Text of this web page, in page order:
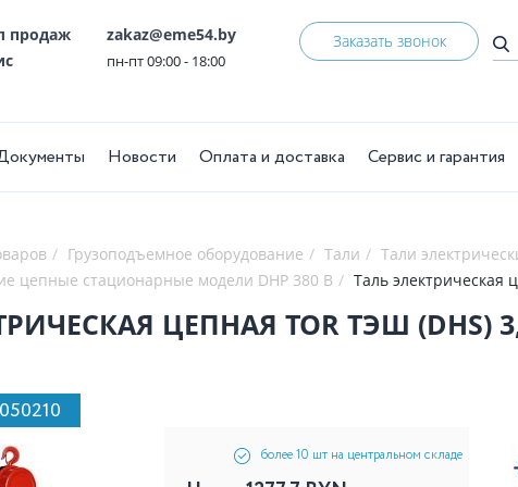
продаж
zakaz@eme54.by
пн-пт 09:00 - 18:00
Заказать звонок
Новости Оплата и доставка Сервис и гарантия
Грузоподъемное оборудование Тали
Тали
цепные стационарные модели DHP 380 В
Таль электрическая
ЦЕПНАЯ TOR ТЭШ (DHS)
более 10 шт на центральном складе